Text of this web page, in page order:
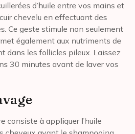
d’huile entre vos mains et
chevelu en effectuant des
Ce geste stimule non seulement
également aux nutriments de
dans les follicles pileux. Laissez
30 minutes avant de laver vos
consiste à appliquer l’huile